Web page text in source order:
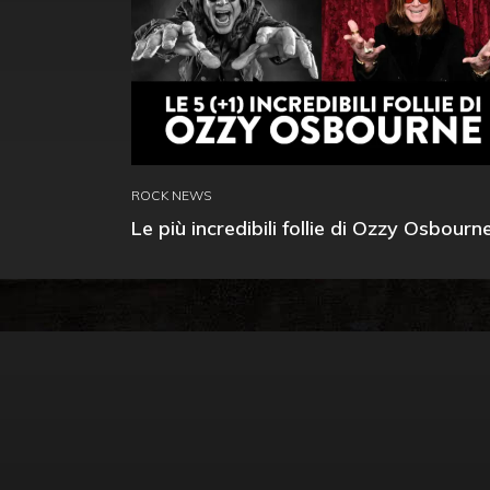
ROCK NEWS
Le più incredibili follie di Ozzy